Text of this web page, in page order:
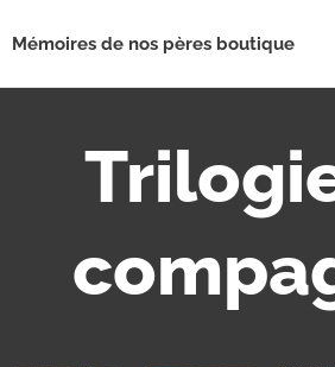
Mémoires de nos pères boutique